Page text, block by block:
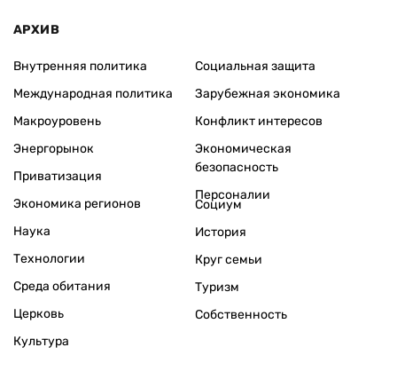
АРХИВ
Внутренняя политика
Международная политика
Макроуровень
Энергорынок
Приватизация
Экономика регионов
Социальная защита
Зарубежная экономика
Конфликт интересов
Экономическая
безопасность
Персоналии
Наука
Технологии
Среда обитания
Церковь
Культура
Социум
История
Круг семьи
Туризм
Собственность